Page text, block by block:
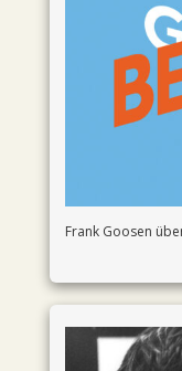
Frank Goosen